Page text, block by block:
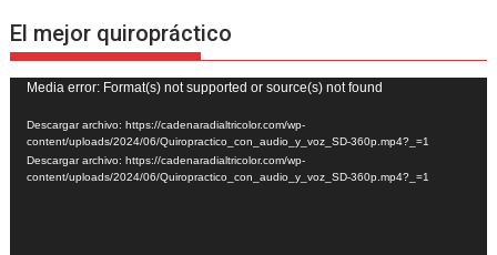
El mejor quiropráctico
Reproductor
de
vídeo
Media error: Format(s) not supported or source(s) not found
Descargar archivo: https://cadenaradialtricolor.com/wp-
content/uploads/2024/06/Quiropractico_con_audio_y_voz_SD-360p.mp4?_=1
Descargar archivo: https://cadenaradialtricolor.com/wp-
content/uploads/2024/06/Quiropractico_con_audio_y_voz_SD-360p.mp4?_=1